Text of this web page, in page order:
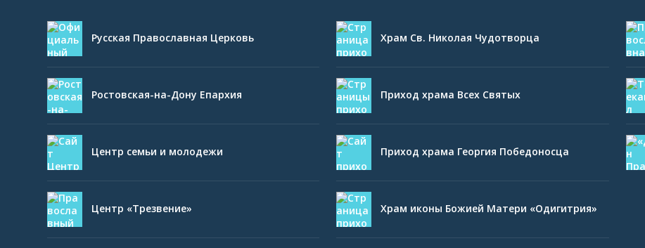
Русская Православная Церковь
Ростовская-на-Дону Епархия
Центр семьи и молодежи
Центр «Трезвение»
Храм Св. Николая Чудотворца
Приход храма Всех Святых
Приход храма Георгия Победоносца
Храм иконы Божией Матери «Одигитрия»